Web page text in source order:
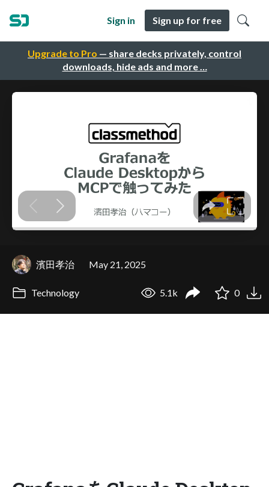
Upgrade to Pro — share decks privately, control
downloads, hide ads and more …
Sign in Sign up for free
濱田孝治 May 21, 2025
Technology 5.1k 0